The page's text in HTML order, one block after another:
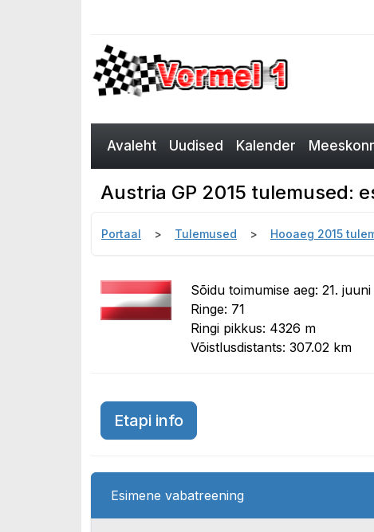
Avaleht Uudised Kalender
Austria GP 2015 tulemused:
Portaal Tulemused Hooaeg 2015
Sõidu toimumise aeg: 21. juuni
Ringe: 71
Ringi pikkus: 4326 m
Võistlusdistants: 307.02 km
Etapi infoAustria GP 2015
Esimene vabatreening